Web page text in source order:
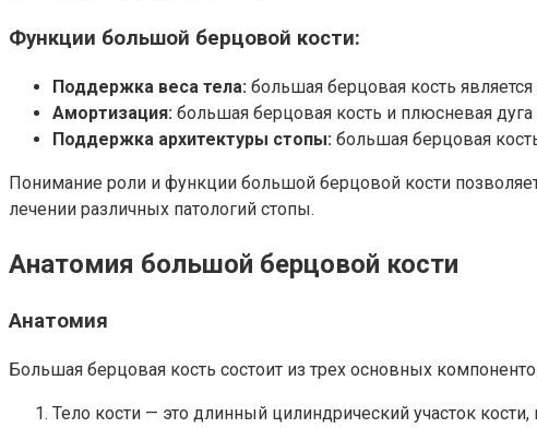
Функции большой берцовой кости:
Поддержка веса тела: большая берцовая кость
Амортизация: большая берцовая кость и плюсневая дуга
Поддержка архитектуры стопы: большая берцовая
Понимание роли и функции большой берцовой кости
лечении различных патологий стопы.
Анатомия большой берцовой кости
Анатомия
Большая берцовая кость состоит из трех основных
Тело кости — это длинный цилиндрический участок